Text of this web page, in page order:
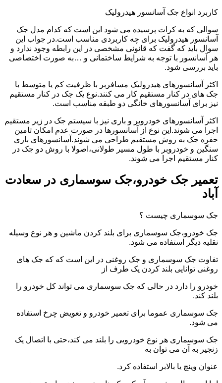
کاربرد انواع جک آسانسور هیدرولیک
سوالی که به کرات پرسیده می شود این است که کدام مدل جک
آسانسور هیدرولیک برای چه کاربردی مناسب است.در جواب این
سوال باید که گفت که قانونی مشخصی در این رابطه وجود ندارد و
هر آسانسور با توجه به شرایط ساختمانی و …به صورت اختصاصی
باید بررسی شود.
اکثر آسانسورهای هیدرولیک مسافربر با ظرفیت کم یا متوسط با
جک های در کنار مستقیم کار می کنند.نوع یک جک در کنار مستقیم
نیز برای آسانسورهای خانگی دو طبقه مناسب است.
اکثر آسانسورهای خودروبر و باری نیز با سیستم جک در زیر مستقیم
اجرا می شوند.این نوع از آسانسورها در صورت عدم امکان تامین
حفره جک به روش مستقیم طراحی می شوند.آسانسورهای باری
سنگین و خودروبر با طول مسیر طولانی،اصولا با روش دو جک در
کنار مستقیم اجرا می شوند.
تعمیر جک خودرو،جک سوسماری در سعادت
آباد
جک سوسماری چیست ؟
جک خودرو،جک سوسماری برای بلند کردن ماشین و هر نوع وسیله
نقلیه دیگر استفاده می شود.
تفاوت جک سوسماری و جک روغنی در این است که که جک های
روغنی توانایی بلند کردن یک طرف از
خودرو را دارد در حالی که جک سوسماری می تواند کل خودرو را
بلند کند.
جک سوسماری عموما برای تعمیر خودرو و تعویض چرخ استفاده
می شود.
جک سوسماری هر نوع خودرویی را بلند می کند،حتی با اتصال یک
زنجیر به آن می توان به
عنوان وینچ یا بالابر استفاده کرد.